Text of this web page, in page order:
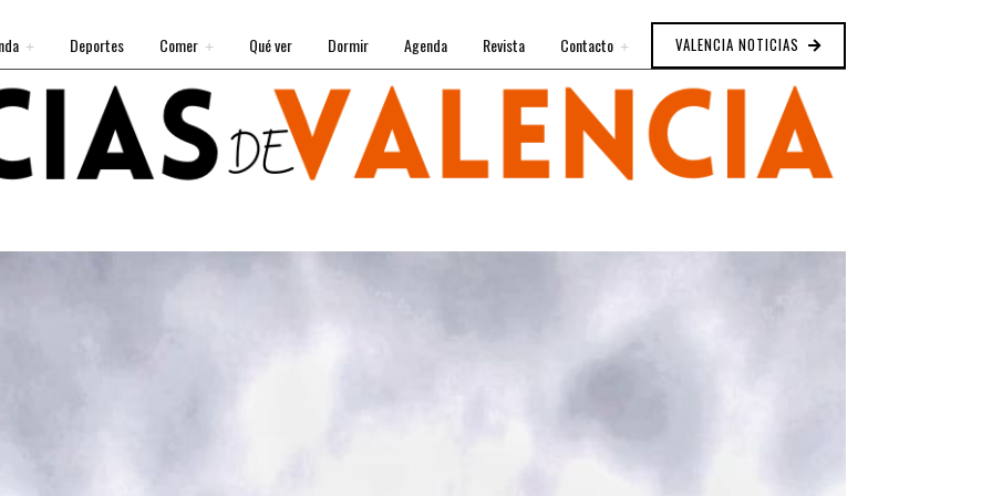
Deportes Comer Qué ver Dormir Agenda Revista Contacto VALENCIA NOTICIAS